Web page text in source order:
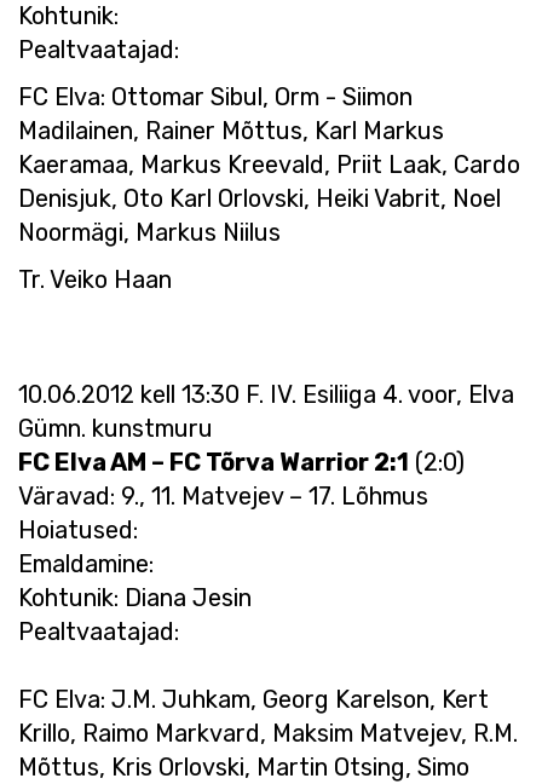
Kohtunik:
Pealtvaatajad:
FC Elva: Ottomar Sibul, Orm - Siimon
Madilainen, Rainer Mõttus, Karl Markus
Kaeramaa, Markus Kreevald, Priit Laak, Cardo
Denisjuk, Oto Karl Orlovski, Heiki Vabrit, Noel
Noormägi, Markus Niilus
Tr. Veiko Haan
10.06.2012 kell 13:30 F. IV. Esiliiga 4. voor, Elva
Gümn. kunstmuru
FC Elva AM – FC Tõrva Warrior 2:1 (2:0)
Väravad: 9., 11. Matvejev – 17. Lõhmus
Hoiatused:
Emaldamine:
Kohtunik: Diana Jesin
Pealtvaatajad:
FC Elva: J.M. Juhkam, Georg Karelson, Kert
Krillo, Raimo Markvard, Maksim Matvejev, R.M.
Mõttus, Kris Orlovski, Martin Otsing, Simo